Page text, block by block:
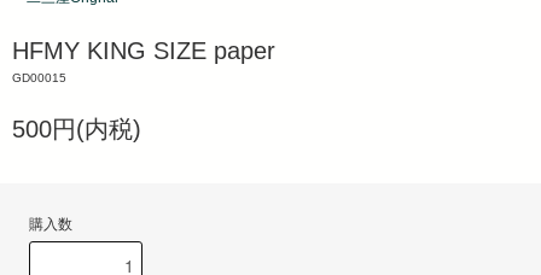
HFMY KING SIZE paper
GD00015
500円(内税)
購入数